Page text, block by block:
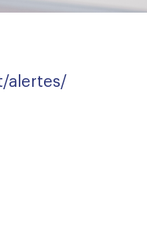
alertes/